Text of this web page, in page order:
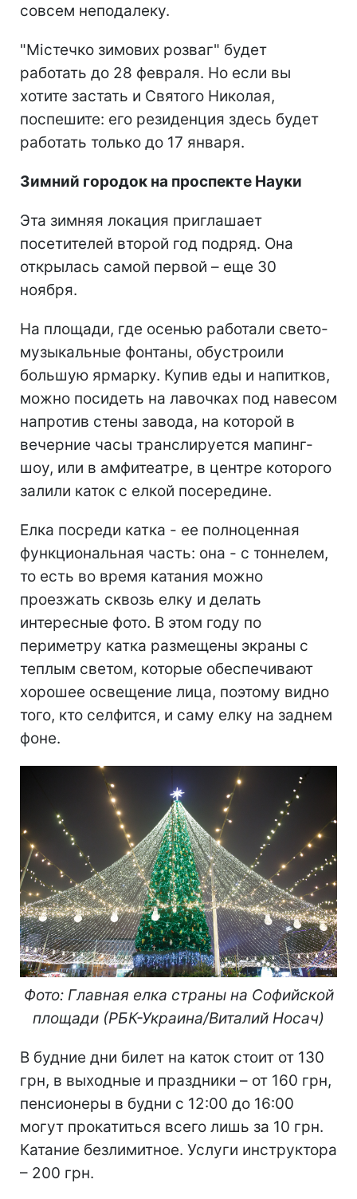
совсем неподалеку.
"Містечко зимових розваг" будет
работать до 28 февраля. Но если вы
хотите застать и Святого Николая,
поспешите: его резиденция здесь будет
работать только до 17 января.
Зимний городок на проспекте Науки
Эта зимняя локация приглашает
посетителей второй год подряд. Она
открылась самой первой – еще 30
ноября.
На площади, где осенью работали свето-
музыкальные фонтаны, обустроили
большую ярмарку. Купив еды и напитков,
можно посидеть на лавочках под навесом
напротив стены завода, на которой в
вечерние часы транслируется мапинг-
шоу, или в амфитеатре, в центре которого
залили каток с елкой посередине.
Елка посреди катка - ее полноценная
функциональная часть: она - с тоннелем,
то есть во время катания можно
проезжать сквозь елку и делать
интересные фото. В этом году по
периметру катка размещены экраны с
теплым светом, которые обеспечивают
хорошее освещение лица, поэтому видно
того, кто селфится, и саму елку на заднем
фоне.
Фото: Главная елка страны на Софийской
площади (РБК-Украина/Виталий Носач)
В будние дни билет на каток стоит от 130
грн, в выходные и праздники – от 160 грн,
пенсионеры в будни с 12:00 до 16:00
могут прокатиться всего лишь за 10 грн.
Катание безлимитное. Услуги инструктора
– 200 грн.